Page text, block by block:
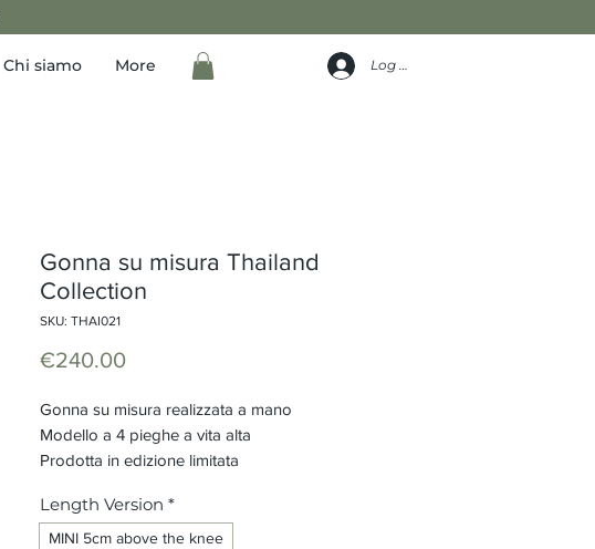
Chi siamo More Log In
Gonna su misura Thailand
Collection
SKU: THAI021
€240.00Price
Gonna su misura realizzata a mano
Modello a 4 pieghe a vita alta
Prodotta in edizione limitata
Length Version *
MINI 5cm above the knee